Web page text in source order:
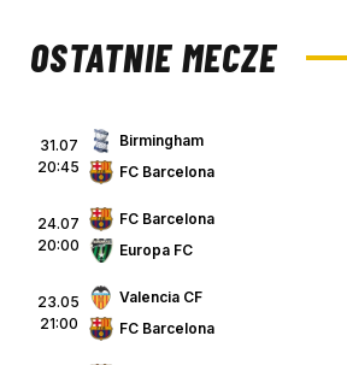
OSTATNIE MECZE
31.07
20:45
Birmingham
FC Barcelona
24.07
20:00
FC Barcelona
Europa FC
23.05
21:00
Valencia CF
FC Barcelona